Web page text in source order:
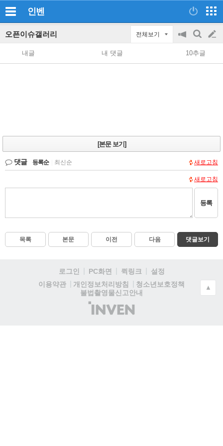
인벤
오픈이슈갤러리 전체보기
공
지
on/off
검
색
글
쓰
내글 내 댓글 10추글
[본문 보기]
댓글 등록순 최신순 새로고침
새로고침
등록
목록 본문 이전 다음 댓글보기
로그인 PC화면 퀵링크
설정
이용약관
개인정보처리방침
청소년보호정책
불법촬영물신고안내
(주)
인
▲